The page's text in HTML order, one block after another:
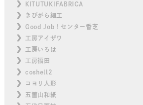
KITUTUKIFABRICA
きびがら細工
Good Job！センター香芝
工房アイザワ
工房いろは
工房福田
coshell2
コヨリ人形
五箇山和紙